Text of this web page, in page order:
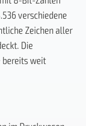
verschiedene
Zeichen aller
Die
bereits weit